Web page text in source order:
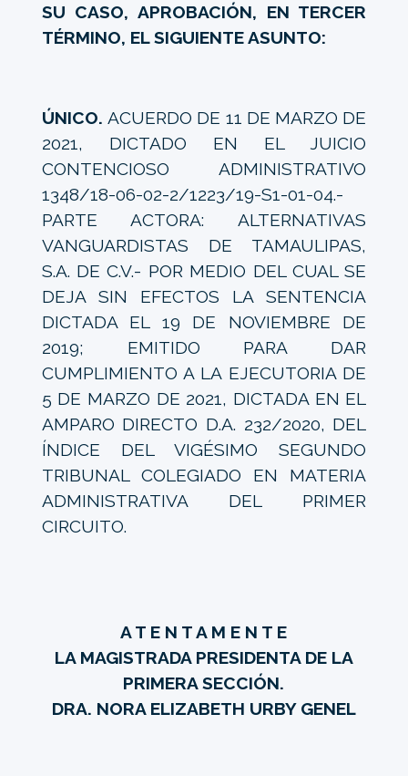
SU CASO, APROBACIÓN, EN TERCER
TÉRMINO, EL SIGUIENTE ASUNTO:
ÚNICO. ACUERDO DE 11 DE MARZO DE
2021, DICTADO EN EL JUICIO
CONTENCIOSO ADMINISTRATIVO
1348/18-06-02-2/1223/19-S1-01-04.-
PARTE ACTORA: ALTERNATIVAS
VANGUARDISTAS DE TAMAULIPAS,
S.A. DE C.V.- POR MEDIO DEL CUAL SE
DEJA SIN EFECTOS LA SENTENCIA
DICTADA EL 19 DE NOVIEMBRE DE
2019; EMITIDO PARA DAR
CUMPLIMIENTO A LA EJECUTORIA DE
5 DE MARZO DE 2021, DICTADA EN EL
AMPARO DIRECTO D.A. 232/2020, DEL
ÍNDICE DEL VIGÉSIMO SEGUNDO
TRIBUNAL COLEGIADO EN MATERIA
ADMINISTRATIVA DEL PRIMER
CIRCUITO.
A T E N T A M E N T E
LA MAGISTRADA PRESIDENTA DE LA
PRIMERA SECCIÓN.
DRA. NORA ELIZABETH URBY GENEL